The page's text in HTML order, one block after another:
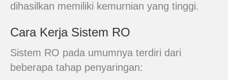
dihasilkan memiliki kemurnian yang tinggi.
Cara Kerja Sistem RO
Sistem RO pada umumnya terdiri dari
beberapa tahap penyaringan: